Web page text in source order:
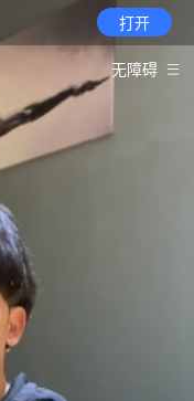
打开
无障碍